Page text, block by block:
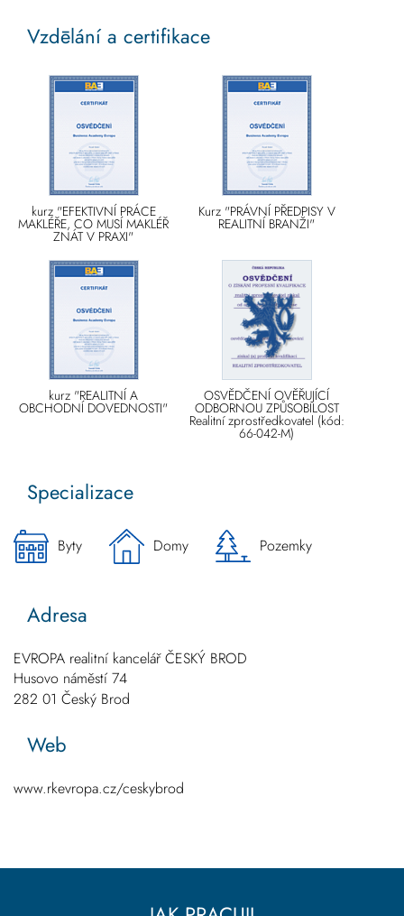
Vzdēlání a certifikace
kurz "EFEKTIVNÍ PRÁCE
MAKLÉŘE, CO MUSÍ MAKLÉŘ
ZNÁT V PRAXI"
Kurz "PRÁVNÍ PŘEDPISY V
REALITNÍ BRANŽI"
kurz "REALITNÍ A
OBCHODNÍ DOVEDNOSTI"
OSVĚDČENÍ OVĚŘUJÍCÍ
ODBORNOU ZPŮSOBILOST
Realitní zprostředkovatel (kód:
66-042-M)
Specializace
Byty Domy Pozemky
Adresa
EVROPA realitní kancelář ČESKÝ BROD
Husovo náměstí 74
282 01 Český Brod
Web
www.rkevropa.cz/ceskybrod